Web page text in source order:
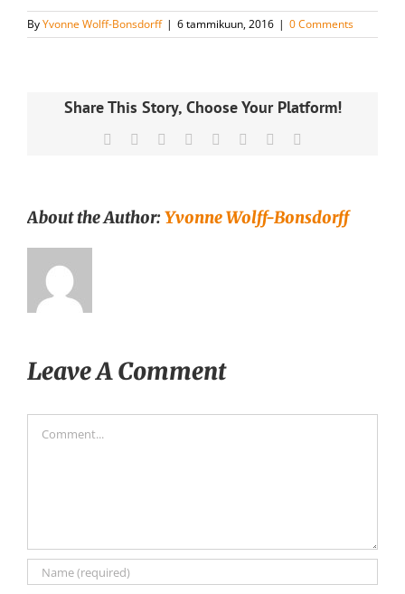
ByYvonne Wolff-Bonsdorff | 6 tammikuun, 2016 | 0 Comments
Share This Story, Choose Your Platform!
Facebook Reddit LinkedIn
TumblrPinterest
About the Author:Yvonne Wolff-Bonsdorff
Leave A Comment